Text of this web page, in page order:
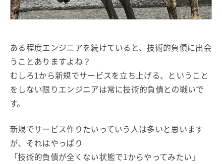
ある程度エンジニアを続けていると、技術的負債に出会
うことありますよね？
むしろ1から新規でサービスを立ち上げる、ということ
をしない限りエンジニアは常に技術的負債との戦いで
す。
新規でサービス作りたいっていう人は多いと思います
が、それはやっぱり
「技術的負債が全くない状態で1からやってみたい」